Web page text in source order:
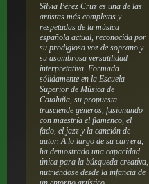
Sílvia Pérez Cruz es una de las
artistas más completas y
respetadas de la música
española actual, reconocida por
su prodigiosa voz de soprano y
su asombrosa versatilidad
interpretativa. Formada
sólidamente en la Escuela
Superior de Música de
Cataluña, su propuesta
trasciende géneros, fusionando
con maestría el flamenco, el
fado, el jazz y la canción de
autor. A lo largo de su carrera,
ha demostrado una capacidad
única para la búsqueda creativa,
nutriéndose desde la infancia de